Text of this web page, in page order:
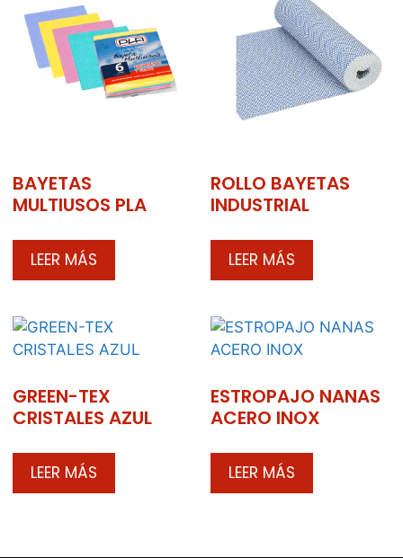
BAYETAS
MULTIUSOS PLA
LEER MÁS
ROLLO BAYETAS
INDUSTRIAL
LEER MÁS
GREEN-TEX
CRISTALES AZUL
LEER MÁS
ESTROPAJO NANAS
ACERO INOX
LEER MÁS